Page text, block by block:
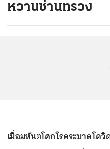
หวานซ่านทรวง
เมื่อมหันตโศกโรคระบาดโค